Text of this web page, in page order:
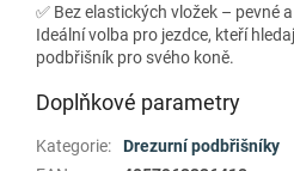
✅ Bez elastických vložek – pevné
Ideální volba pro jezdce, kteří
podbřišník pro svého koně.
Doplňkové parametry
Kategorie:
Drezurní podbřišníky